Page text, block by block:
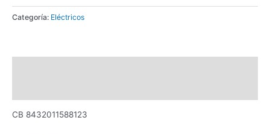
Categoría: Eléctricos
CB 8432011588123